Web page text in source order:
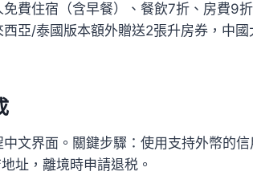
費住宿（含早餐）、餐飲7折、房費9
亞/泰國版本額外贈送2張升房券，中
文界面。關鍵步驟：使用支持外幣的
址，離境時申請退税。